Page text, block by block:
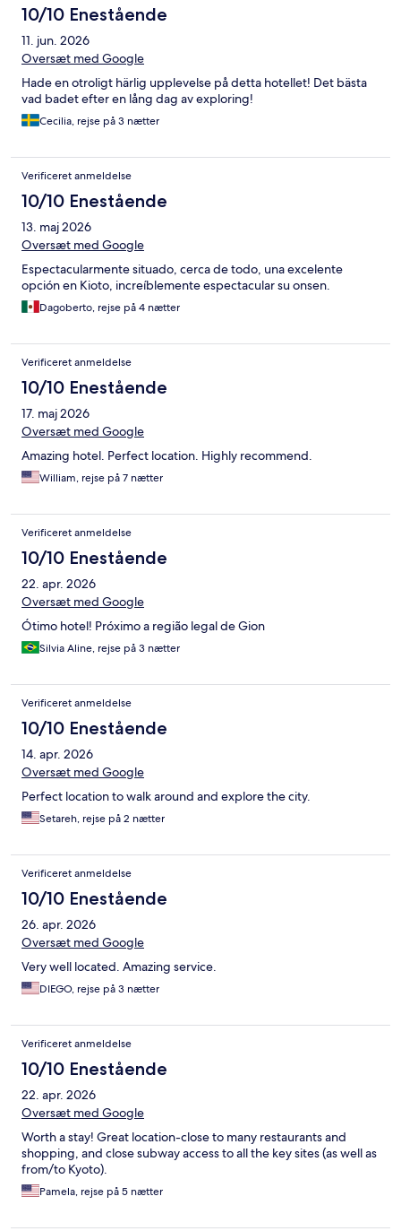
10/10 Enestående
11. jun. 2026
Oversæt med Google
Hade en otroligt härlig upplevelse på detta hotellet! Det bästa
vad badet efter en lång dag av exploring!
Cecilia, rejse på 3 nætter
Verificeret anmeldelse
10/10 Enestående
13. maj 2026
Oversæt med Google
Espectacularmente situado, cerca de todo, una excelente
opción en Kioto, increíblemente espectacular su onsen.
Dagoberto, rejse på 4 nætter
Verificeret anmeldelse
10/10 Enestående
17. maj 2026
Oversæt med Google
Amazing hotel. Perfect location. Highly recommend.
William, rejse på 7 nætter
Verificeret anmeldelse
10/10 Enestående
22. apr. 2026
Oversæt med Google
Ótimo hotel! Próximo a região legal de Gion
Silvia Aline, rejse på 3 nætter
Verificeret anmeldelse
10/10 Enestående
14. apr. 2026
Oversæt med Google
Perfect location to walk around and explore the city.
Setareh, rejse på 2 nætter
Verificeret anmeldelse
10/10 Enestående
26. apr. 2026
Oversæt med Google
Very well located. Amazing service.
DIEGO, rejse på 3 nætter
Verificeret anmeldelse
10/10 Enestående
22. apr. 2026
Oversæt med Google
Worth a stay! Great location-close to many restaurants and
shopping, and close subway access to all the key sites (as well as
from/to Kyoto).
Pamela, rejse på 5 nætter